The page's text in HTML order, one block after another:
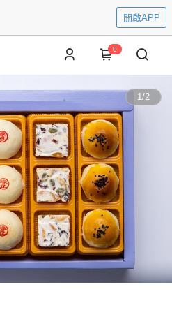
開啟APP
0
1/2